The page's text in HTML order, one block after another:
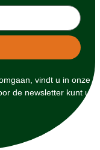
vindt u in onze
de newsletter kunt u